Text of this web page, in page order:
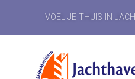
VOEL JE THUIS IN